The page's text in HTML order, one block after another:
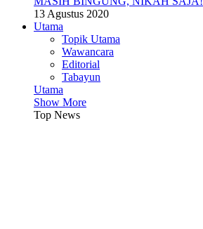
13 Agustus 2020
Utama
Topik Utama
Wawancara
Editorial
Tabayun
Utama
Show More
Top News